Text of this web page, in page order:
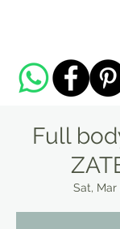
Full
Sat, Mar